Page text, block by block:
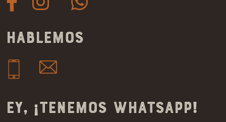
Hablemos
Ey, ¡tenemos whatsapp!